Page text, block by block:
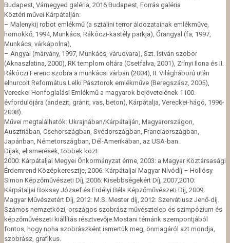
Budapest, Várnegyed galéria, 2016 Budapest, Forrás galéria
Köztéri művei Kárpátalján:
– Malenykij robot emlékmű (a sztálini terror áldozatainak emlékműve,
homokkő, 1994, Munkács, Rákóczi-kastély parkja), Őrangyal (fa, 1997,
Munkács, várkápolna),
– Angyal (márvány, 1997, Munkács, várudvara), Szt. István szobor
(Aknaszlatina, 2000), RK templom oltára (Csetfalva, 2001), Zrínyi Ilona és II.
Rákóczi Ferenc szobra a munkácsi várban (2004), II. Világháború után
elhurcolt Református Lelki Pásztorok emlékműve (Beregszász, 2005),
Vereckei Honfoglalási Emlékmű a magyarok bejövetelének 1100.
évfordulójára (andezit, gránit, vas, beton), Kárpátalja, Vereckei-hágó, 1996-
2008).
Művei megtalálhatók: Ukrajnában/Kárpátalján, Magyarországon,
Ausztriában, Csehországban, Svédországban, Franciaországban,
Japánban, Németországban, Dél-Amerikában, az USA-ban.
Díjak, elismerések, többek közt:
2000: Kárpátaljai Megyei Önkormányzat érme, 2003: a Magyar Köztársasági
Érdemrend Középkeresztje, 2006: Kárpátaljai Magyar Nívódíj – Hollósy
Simon Képzőművészeti Díj, 2006: Kisebbségekért Díj, 2007,2010:
Kárpátaljai Boksay József és Erdélyi Béla Képzőművészeti Díj, 2009:
Magyar Művészetért Díj, 2012: M.S. Mester díj, 2012: Szervátiusz Jenő-díj.
Számos nemzetközi, országos szobrász művésztelep és szimpózium és
képzőművészeti kiállítás résztvevője.Mostani témánk szempontjából
fontos, hogy noha szobrászként ismertük meg, önmagáról azt mondja,
szobrász, grafikus.